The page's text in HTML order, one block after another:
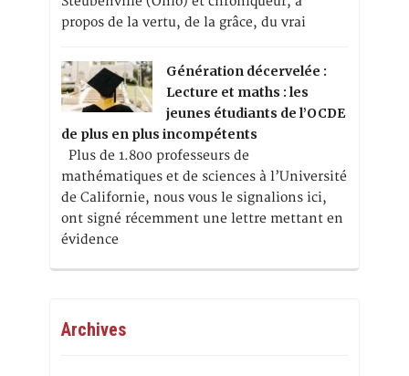
propos de la vertu, de la grâce, du vrai
Génération décervelée :
Lecture et maths : les
jeunes étudiants de l’OCDE
de plus en plus incompétents
Plus de 1.800 professeurs de
mathématiques et de sciences à l’Université
de Californie, nous vous le signalions ici,
ont signé récemment une lettre mettant en
évidence
Archives